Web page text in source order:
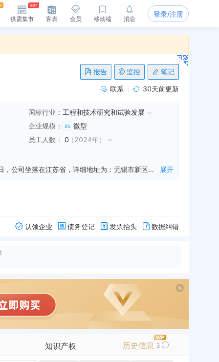
供需集市 客表 会员 移动端 消息
登录/注册
报告 监控 笔记
联系 30天前更新
国标行业： 工程和技术研究和试验发展
企业规模 ：
微型
员工人数 ： 0（2024年）
江苏帕尼尔新材料科技有限公司是一家从事生产销售,建筑材料服务,化工产品的研发等业务的公司，成立于2014年09月23日，公司坐落在江苏省，详细地址为：无锡市新区梅村梅西路101号;经国家企业信用信息公示系统查询得知，江苏帕尼尔新材料科技有限公司的信用代码/税号为9132021431418771X6，法人是姚曙光，注册资本为1000.000000万人民币，企业的经营范围为:节能保温材料的研发、生产及销售；建筑材料、化工产品（不含危险品）的研发、销售及技术服务。（依法须经批准的项目，经相关部门批准后方可进行经营活动） 展开
认领企业 债务登记 发票抬头 数据纠错
知识产权 历史信息 3